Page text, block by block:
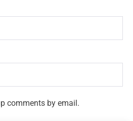
comments by email.